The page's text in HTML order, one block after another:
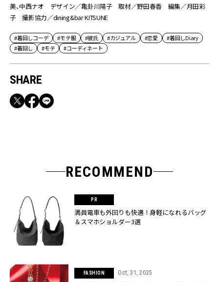
美、中西ナオ デザイン／亀卦川陽子 取材／野田春香 編集／月田彩
子 撮影協力／dining&bar KITSUNE
#着回しコーデ #モテ服 #彼氏 #カジュアル #恋愛
#着回しDiary
#着回し
#モテ #コーディネート
SHARE
RECOMMEND
満員電車も外回りも快適！身軽になれるバッグ
＆スマホショルダー3選
FASHION Oct, 31, 2025